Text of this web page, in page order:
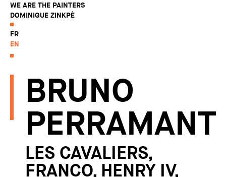
WE ARE THE PAINTERS
DOMINIQUE ZINKPÈ
FR
EN
BRUNO
PERRAMANT
LES CAVALIERS,
FRANCO, HENRY IV,